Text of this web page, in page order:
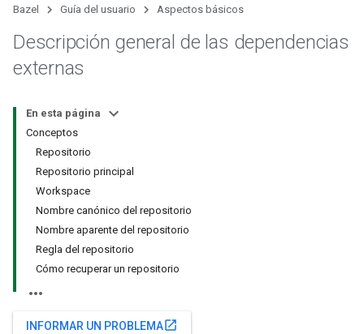
Bazel Guía del usuario Aspectos básicos
Descripción general de las dependencias
externas
En esta página
Conceptos
Repositorio
Repositorio principal
Workspace
Nombre canónico del repositorio
Nombre aparente del repositorio
Regla del repositorio
Cómo recuperar un repositorio
INFORMAR UN PROBLEMAopen_in_new